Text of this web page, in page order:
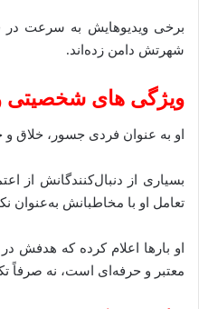
برخی ویدیوهایش به سرعت در
شهرتش دامن زده‌اند.
ویژگی‌ های شخصیتی
او به عنوان فردی جسور،
بسیاری از دنبال‌کنندگانش از
تعامل او با مخاطبانش به‌عنوان
او بارها اعلام کرده که هدفش
معتبر و حرفه‌ای است، نه صرفاً